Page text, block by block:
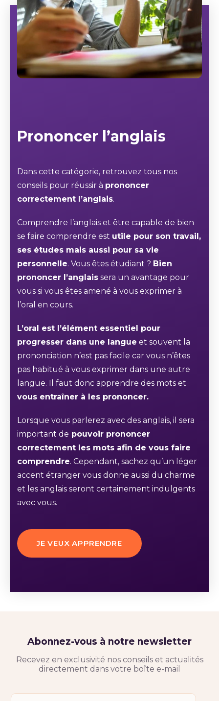
Prononcer l’anglais
Dans cette catégorie, retrouvez tous nos
conseils pour réussir à prononcer
correctement l’anglais.
Comprendre l’anglais et être capable de bien
se faire comprendre est utile pour son travail,
ses études mais aussi pour sa vie
personnelle. Vous êtes étudiant ? Bien
prononcer l’anglais sera un avantage pour
vous si vous êtes amené à vous exprimer à
l’oral en cours.
L’oral est l’élément essentiel pour
progresser dans une langue et souvent la
prononciation n’est pas facile car vous n’êtes
pas habitué à vous exprimer dans une autre
langue. Il faut donc apprendre des mots et
vous entraîner à les prononcer.
Lorsque vous parlerez avec des anglais, il sera
important de pouvoir prononcer
correctement les mots afin de vous faire
comprendre. Cependant, sachez qu’un léger
accent étranger vous donne aussi du charme
et les anglais seront certainement indulgents
avec vous.
JE VEUX APPRENDRE
Abonnez-vous à notre newsletter
Recevez en exclusivité nos conseils et actualités
directement dans votre boîte e-mail